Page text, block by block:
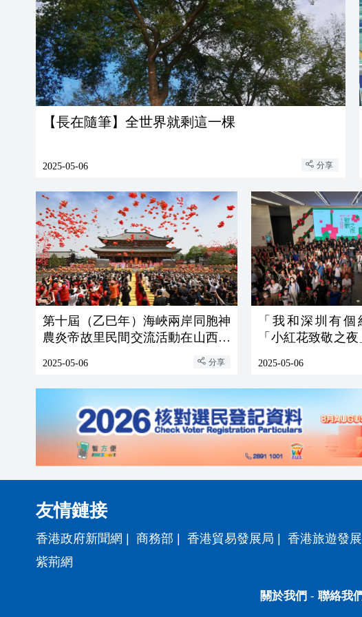
【長在隨筆】全世界就剩這一棵
2025-05-06 分享
第十屆（乙巳年）海峽兩岸同胞神
農炎帝故里民間交流活動在山西高
2025-05-06 分享
「我和深圳有
「小紅花致敬之
2025-05-06
友情鏈接
香港政府新聞網 商務部 香港貿易發展局 香港旅遊發
紫荊網
關於我們 - 聯絡我